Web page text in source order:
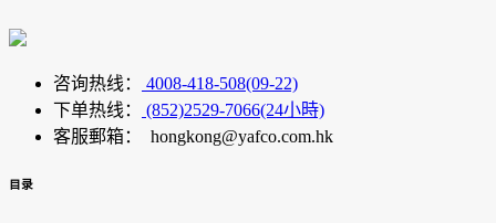
咨询热线：
4008-418-508(09-22)
下单热线：
(852)2529-7066(24小時)
客服郵箱： hongkong@yafco.com.hk
目录